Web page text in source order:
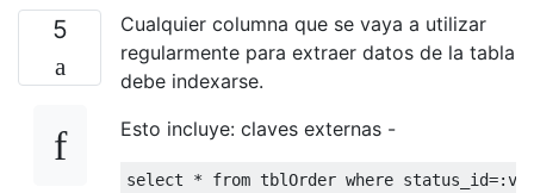
5
Cualquier columna que se vaya a utilizar
regularmente para extraer datos de la tabla
debe indexarse.
Esto incluye: claves externas -
select * from tblOrder where status_id=: